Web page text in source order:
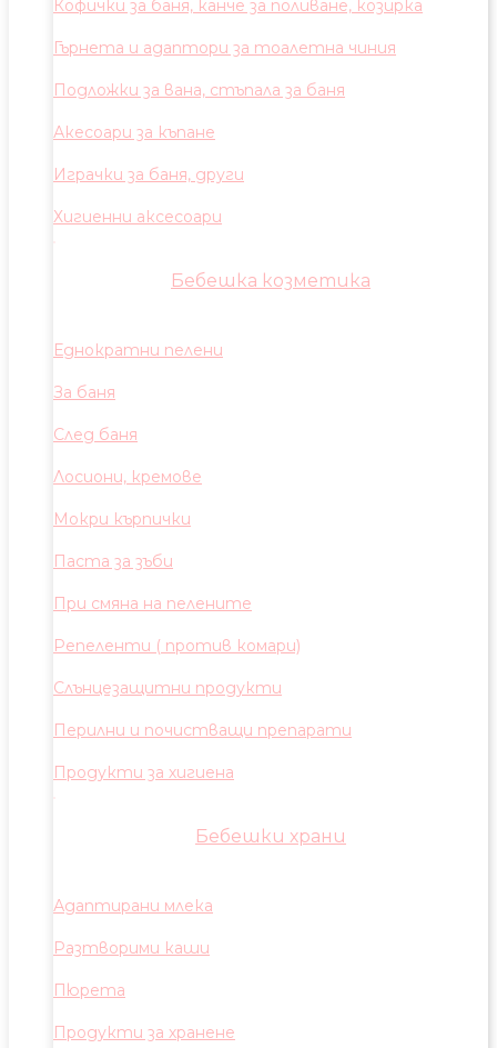
Кофички за баня, канче за поливане, козирка
Гърнета и адаптори за тоалетна чиния
Подложки за вана, стъпала за баня
Акесоари за къпане
Играчки за баня, други
Хигиенни аксесоари
Бебешка козметика
Еднократни пелени
За баня
След баня
Лосиони, кремове
Мокри кърпички
Паста за зъби
При смяна на пелените
Репеленти ( против комари)
Слънцезащитни продукти
Перилни и почистващи препарати
Продукти за хигиена
Бебешки храни
Адаптирани млека
Разтворими каши
Пюрета
Продукти за хранене